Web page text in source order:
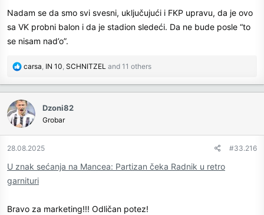
:
Nadam se da smo svi svesni, uključujući i FKP upravu, da je ovo
sa VK probni balon i da je stadion sledeći. Da ne bude posle “to
se nisam nad’o”.
R
c
t
o
n
:
carsa, IN 10, SCHNITZEL and 11 others
Dzoni82
Grobar
28.08.2025 #33.216
U znak sećanja na Mancea: Partizan čeka Radnik u retro
garnituri
Bravo za marketing!!! Odličan potez!